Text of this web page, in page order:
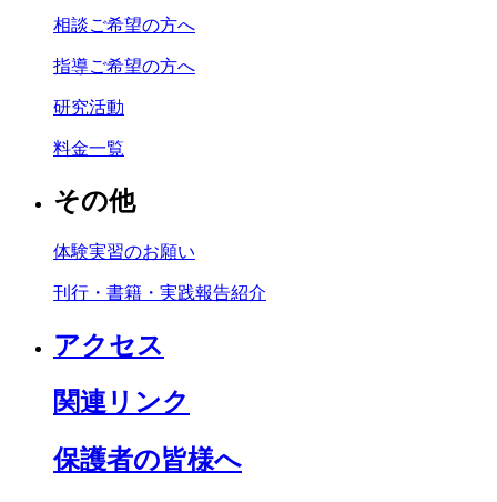
相談ご希望の方へ
指導ご希望の方へ
研究活動
料金一覧
その他
体験実習のお願い
刊行・書籍・実践報告紹介
アクセス
関連リンク
保護者の皆様へ